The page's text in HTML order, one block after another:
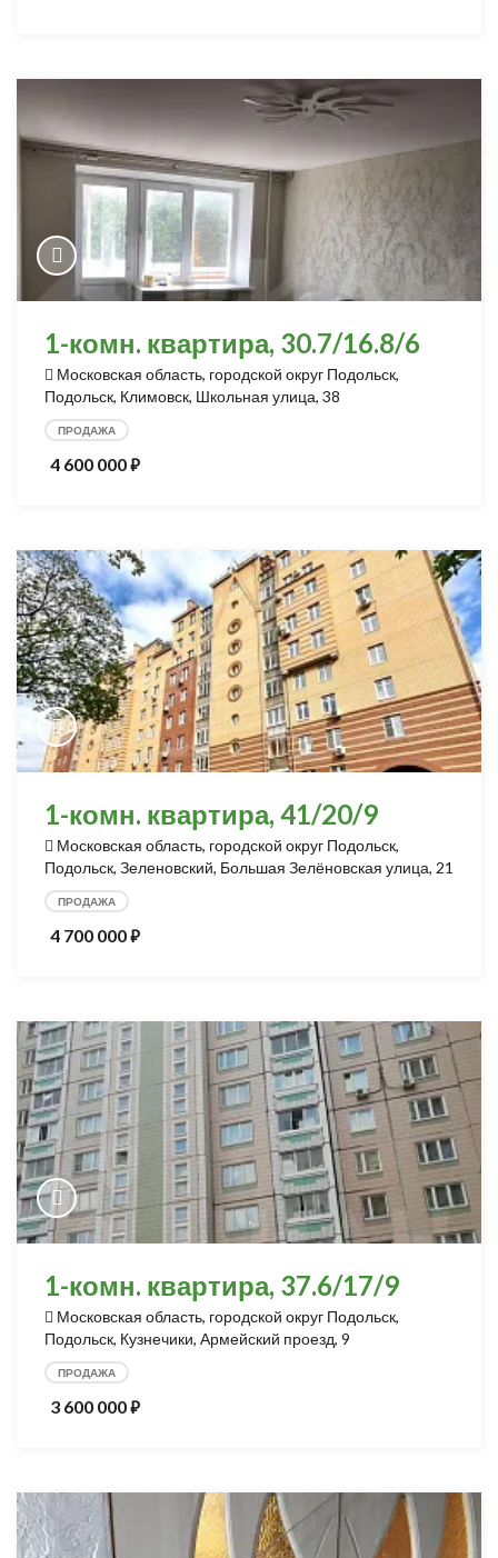
1-комн. квартира, 30.7/16.8/6
Московская область, городской округ Подольск,
Подольск, Климовск, Школьная улица, 38
ПРОДАЖА
4 600 000⃏
1-комн. квартира, 41/20/9
Московская область, городской округ Подольск,
Подольск, Зеленовский, Большая Зелёновская улица, 21
ПРОДАЖА
4 700 000⃏
1-комн. квартира, 37.6/17/9
Московская область, городской округ Подольск,
Подольск, Кузнечики, Армейский проезд, 9
ПРОДАЖА
3 600 000⃏